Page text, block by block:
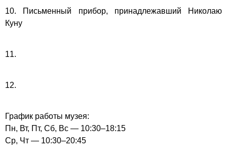
10. Письменный прибор, принадлежавший Николаю
Куну
11.
12.
График работы музея:
Пн, Вт, Пт, Сб, Вс — 10:30–18:15
Ср, Чт — 10:30–20:45